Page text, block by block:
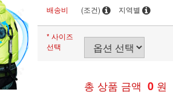
배송비
(조건) 지역별
* 사이즈
선택
총 상품 금액 0 원